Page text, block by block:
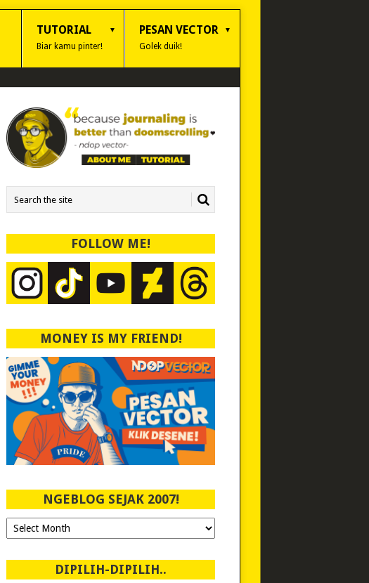
TUTORIAL
Biar kamu pinter!
PESAN VECTOR
Golek duik!
FOLLOW ME!
MONEY IS MY FRIEND!
NGEBLOG SEJAK 2007!
Ngeblog
Sejak
DIPILIH-DIPILIH..